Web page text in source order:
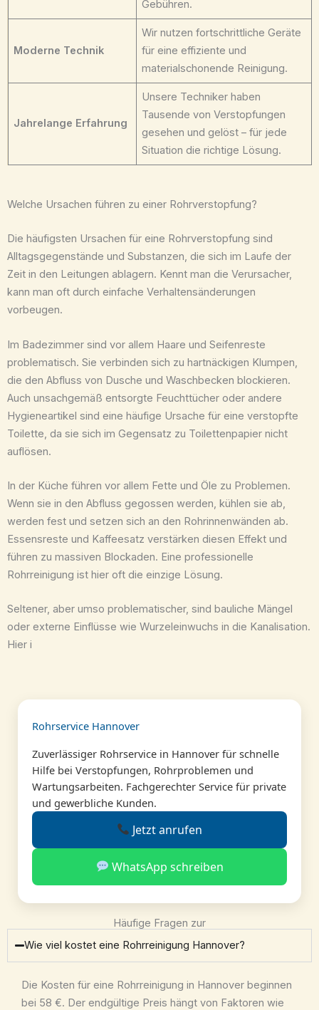
Gebühren.
Moderne Technik
Wir nutzen fortschrittliche Geräte
für eine effiziente und
materialschonende Reinigung.
Jahrelange Erfahrung
Unsere Techniker haben
Tausende von Verstopfungen
gesehen und gelöst – für jede
Situation die richtige Lösung.
Welche Ursachen führen zu einer Rohrverstopfung?
Die häufigsten Ursachen für eine Rohrverstopfung sind
Alltagsgegenstände und Substanzen, die sich im Laufe der
Zeit in den Leitungen ablagern. Kennt man die Verursacher,
kann man oft durch einfache Verhaltensänderungen
vorbeugen.
Im Badezimmer sind vor allem Haare und Seifenreste
problematisch. Sie verbinden sich zu hartnäckigen Klumpen,
die den Abfluss von Dusche und Waschbecken blockieren.
Auch unsachgemäß entsorgte Feuchttücher oder andere
Hygieneartikel sind eine häufige Ursache für eine verstopfte
Toilette, da sie sich im Gegensatz zu Toilettenpapier nicht
auflösen.
In der Küche führen vor allem Fette und Öle zu Problemen.
Wenn sie in den Abfluss gegossen werden, kühlen sie ab,
werden fest und setzen sich an den Rohrinnenwänden ab.
Essensreste und Kaffeesatz verstärken diesen Effekt und
führen zu massiven Blockaden. Eine professionelle
Rohrreinigung ist hier oft die einzige Lösung.
Seltener, aber umso problematischer, sind bauliche Mängel
oder externe Einflüsse wie Wurzeleinwuchs in die Kanalisation.
Hier i
Rohrservice Hannover
Zuverlässiger Rohrservice in Hannover für schnelle
Hilfe bei Verstopfungen, Rohrproblemen und
Wartungsarbeiten. Fachgerechter Service für private
und gewerbliche Kunden.
Jetzt anrufen
WhatsApp schreiben
Häufige Fragen zur
Wie viel kostet eine Rohrreinigung Hannover?
Die Kosten für eine Rohrreinigung in Hannover beginnen
bei 58 €. Der endgültige Preis hängt von Faktoren wie